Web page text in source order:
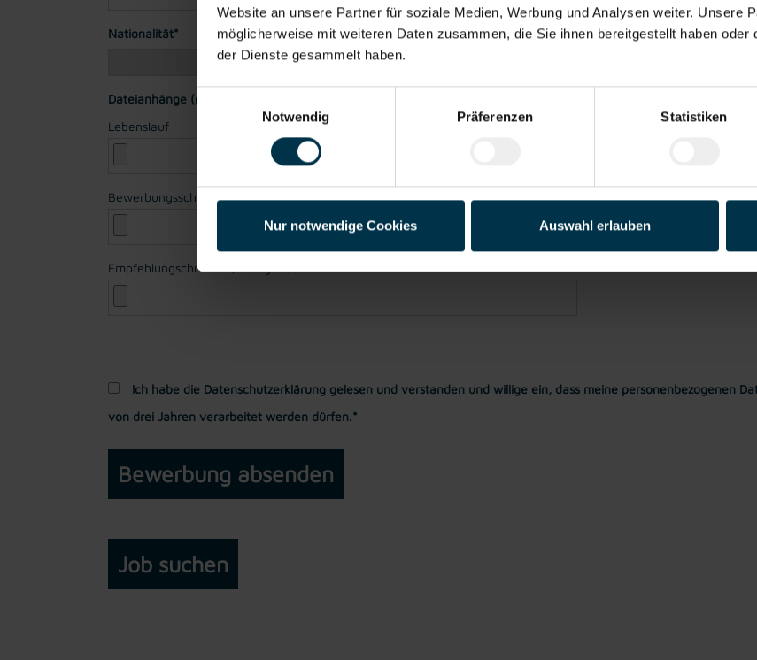
Website an unsere Partner für soziale Medien, Werbung und Analysen weiter. Unsere
möglicherweise mit weiteren Daten zusammen, die Sie ihnen bereitgestellt haben
der Dienste gesammelt haben.
Einwilligungsauswahl
Notwendig
Präferenzen Statistiken
Nur notwendige Cookies Auswahl erlauben
Nationalität* Telefon*
Dateianhänge (max. 30MB gesamt - Bilder, Word oder PDF)
Lebenslauf
Bewerbungsschreiben
Empfehlungschreiben / Zeugnisse
Datei 5
Ich habe die Datenschutzerklärung gelesen und verstanden und willige ein, dass meine personenbezogenen
von drei Jahren verarbeitet werden dürfen.*
Job suchen